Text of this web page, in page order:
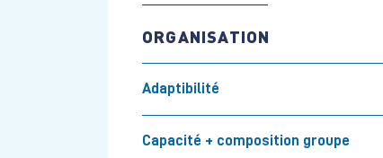
ORGANISATION
Adaptibilité
Capacité + composition groupe